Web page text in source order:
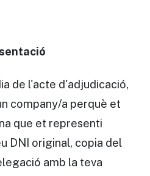
de l'acte d'adjudicació,
company/a perquè et
que et representi
DNI original, copia del
amb la teva